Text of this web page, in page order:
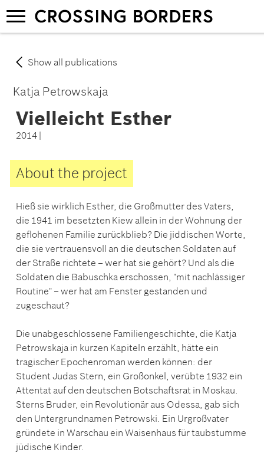
Skip
to
main
Toggle
navigation
Show all publications
Katja Petrowskaja
Vielleicht Esther
2014 |
About the project
Hieß sie wirklich Esther, die Großmutter des Vaters,
die 1941 im besetzten Kiew allein in der Wohnung der
geflohenen Familie zurückblieb? Die jiddischen Worte,
die sie vertrauensvoll an die deutschen Soldaten auf
der Straße richtete – wer hat sie gehört? Und als die
Soldaten die Babuschka erschossen, "mit nachlässiger
Routine" – wer hat am Fenster gestanden und
zugeschaut?
Die unabgeschlossene Familiengeschichte, die Katja
Petrowskaja in kurzen Kapiteln erzählt, hätte ein
tragischer Epochenroman werden können: der
Student Judas Stern, ein Großonkel, verübte 1932 ein
Attentat auf den deutschen Botschaftsrat in Moskau.
Sterns Bruder, ein Revolutionär aus Odessa, gab sich
den Untergrundnamen Petrowski. Ein Urgroßvater
gründete in Warschau ein Waisenhaus für taubstumme
jüdische Kinder.